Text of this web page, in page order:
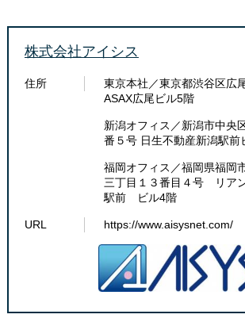
株式会社アイシス
住所
東京本社／東京都渋谷区広
ASAX広尾ビル5階
新潟オフィス／新潟市中央
番５号 日生不動産新潟駅前
福岡オフィス／福岡県福岡
三丁目１３番目４号 リア
駅前 ビル4階​
URL ​​https://www.aisysnet.com/​